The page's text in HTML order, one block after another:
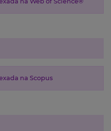
na Scopus